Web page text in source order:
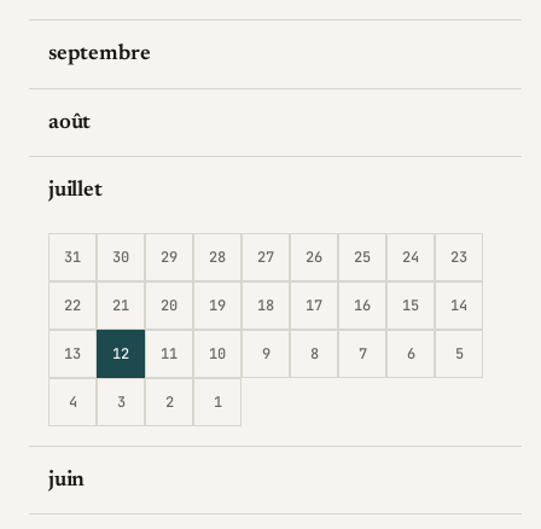
septembre
août
juillet
31 30 29 28 27 26 25 24 23
22 21 20 19 18 17 16 15 14
13 12 11 10 9 8 7 6 5
4 3 2 1
juin